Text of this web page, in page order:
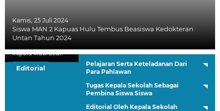
Kamis, 25 Juli 2024
Siswa MAN 2 Kapuas Hulu Tembus Beasiswa Kedokteran
Untan Tahun 2024
Editorial
Kepala Madrasah
Pelajaran Serta Keteladanan Dari
Para Pahlawan
Tugas Kepala Sekolah Sebagai
Pembina Siswa Siswa
Editorial Oleh Kepala Sekolah